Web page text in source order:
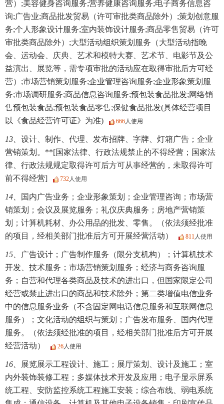
营）;美容健身咨询服务;营养健康咨询服务;电子商务信息咨
询;广告业;商品批发贸易（许可审批类商品除外）;策划创意服
务;个人形象设计服务;室内装饰设计服务;商品零售贸易（许可
审批类商品除外）;大型活动组织策划服务（大型活动指晚
会、运动会、庆典、艺术和模特大赛、艺术节、电影节及公
益演出、展览等，需专项审批的活动应在取得审批后方可经
营）;市场营销策划服务;企业管理咨询服务;企业形象策划服
务;市场调研服务;商品信息咨询服务;预包装食品批发;网络销
售预包装食品;预包装食品零售;保健食品批发(具体经营项目
以《食品经营许可证》为准)
666人使用
13、 设计、制作、代理、发布招牌、字牌、灯箱广告；企业
营销策划。**[国家法律、行政法规禁止的不得经营；国家法
律、行政法规规定取得许可后方可从事经营的，未取得许可
前不得经营]
732人使用
14、
国内广告业务；企业形象策划；企业管理咨询；市场营
销策划；会议及展览服务；礼仪庆典服务；房地产营销策
划；计算机耗材、办公用品的批发、零售。（依法须经批准
的项目，经相关部门批准后方可开展经营活动）
811人使用
15、
广告设计；广告制作服务（限分支机构）；计算机技术
开发、技术服务；市场营销策划服务；经济与商务咨询服
务；自营和代理各类商品及技术的进出口，但国家限定公司
经营或禁止进出口的商品和技术除外；第二类增值电信业务
中的信息服务业务（不含固定网电话信息服务和互联网信息
服务）；文化活动的组织与策划；广告发布服务、国内代理
服务。（依法须经批准的项目，经相关部门批准后方可开展
经营活动）
26人使用
16、
展览展示工程设计、施工；展厅策划、设计及施工；室
内外装饰装修工程；多媒体技术开发及应用；电子显示屏系
统工程、安防监控系统工程施工安装；综合布线、弱电系统